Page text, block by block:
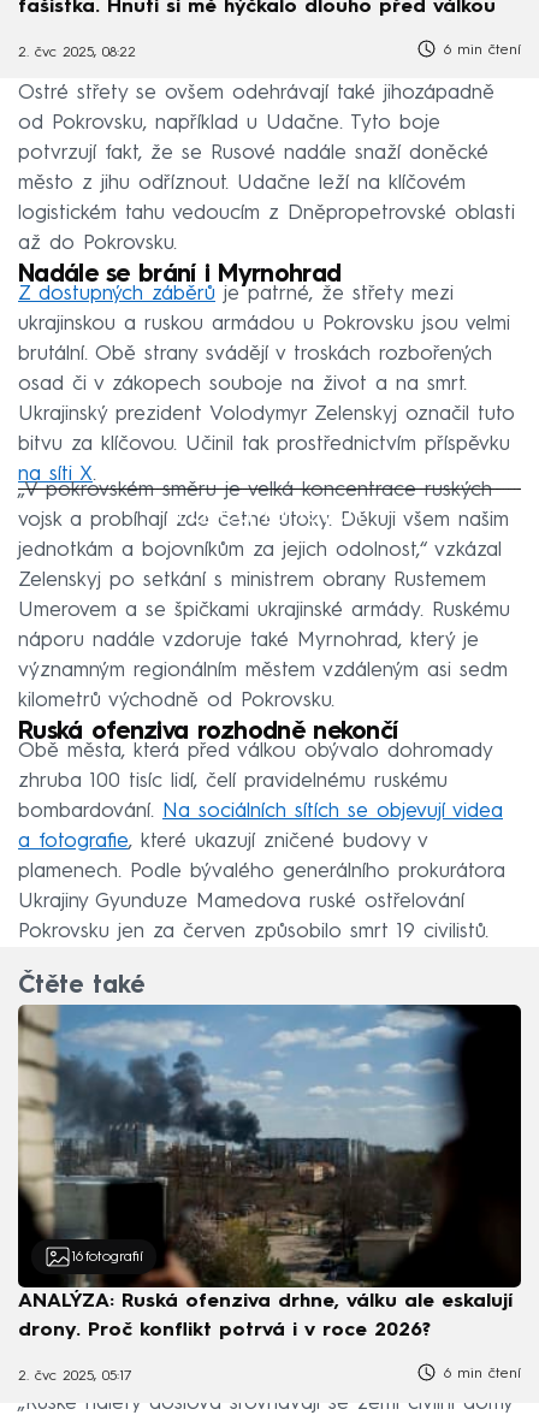
fašistka. Hnutí si mě hýčkalo dlouho před válkou
2. čvc 2025, 08:22 6 min čtení
Ostré střety se ovšem odehrávají také jihozápadně
od Pokrovsku, například u Udačne. Tyto boje
potvrzují fakt, že se Rusové nadále snaží doněcké
město z jihu odříznout. Udačne leží na klíčovém
logistickém tahu vedoucím z Dněpropetrovské oblasti
až do Pokrovsku.
Nadále se brání i Myrnohrad
Z dostupných záběrů je patrné, že střety mezi
ukrajinskou a ruskou armádou u Pokrovsku jsou velmi
brutální. Obě strany svádějí v troskách rozbořených
osad či v zákopech souboje na život a na smrt.
Ukrajinský prezident Volodymyr Zelenskyj označil tuto
bitvu za klíčovou. Učinil tak prostřednictvím příspěvku
na síti X.
Failed to fetch
„V pokrovském směru je velká koncentrace ruských
vojsk a probíhají zde četné útoky. Děkuji všem našim
jednotkám a bojovníkům za jejich odolnost,“ vzkázal
Zelenskyj po setkání s ministrem obrany Rustemem
Umerovem a se špičkami ukrajinské armády. Ruskému
náporu nadále vzdoruje také Myrnohrad, který je
významným regionálním městem vzdáleným asi sedm
kilometrů východně od Pokrovsku.
Ruská ofenziva rozhodně nekončí
Obě města, která před válkou obývalo dohromady
zhruba 100 tisíc lidí, čelí pravidelnému ruskému
bombardování. Na sociálních sítích se objevují videa
a fotografie, které ukazují zničené budovy v
plamenech. Podle bývalého generálního prokurátora
Ukrajiny Gyunduze Mamedova ruské ostřelování
Pokrovsku jen za červen způsobilo smrt 19 civilistů.
Čtěte také
16 fotografií
ANALÝZA: Ruská ofenziva drhne, válku ale eskalují
drony. Proč konflikt potrvá i v roce 2026?
2. čvc 2025, 05:17 6 min čtení
„Ruské nálety doslova srovnávají se zemí civilní domy